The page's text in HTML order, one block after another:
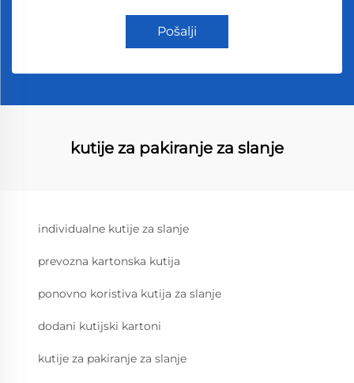
Pošalji
kutije za pakiranje za slanje
individualne kutije za slanje
prevozna kartonska kutija
ponovno koristiva kutija za slanje
dodani kutijski kartoni
kutije za pakiranje za slanje